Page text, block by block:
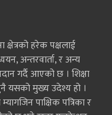
क्षेत्रको हरेक पक्षलाई
अन्तरवार्ता, र अन्य
गर्दै आएको छ । शिक्षा
यसको मुख्य उदेश्य हो ।
पाक्षिक पत्रिका र